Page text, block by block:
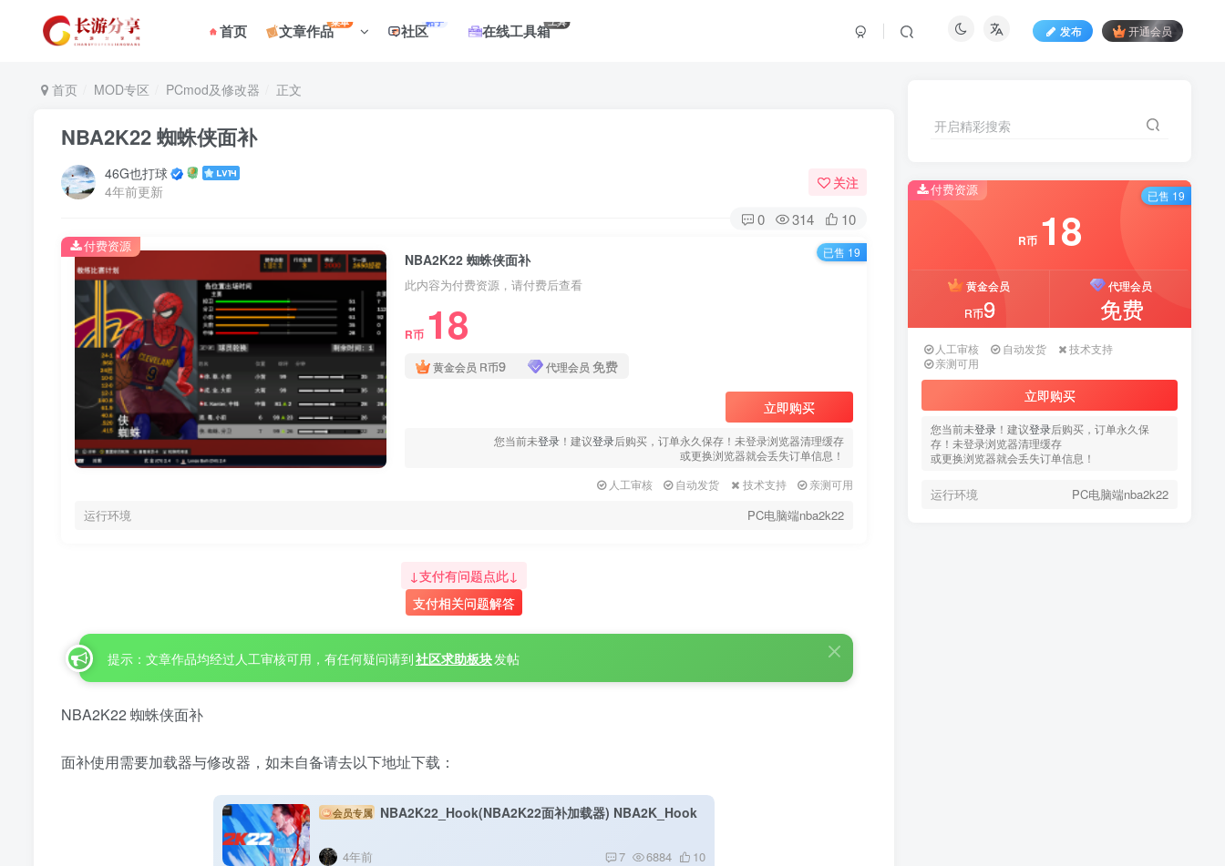
首页 文章作品菜单 社区帖子 在线工具箱工具
发布 开通会员
首页 MOD专区 PCmod及修改器 正文
NBA2K22 蜘蛛侠面补
46G也打球
4年前更新
关注
0 314 10
NBA2K22 蜘蛛侠面补
此内容为付费资源，请付费后查看
R币 18
黄金会员 R币9 代理会员 免费
立即购买
您当前未登录 ！建议登录后购买，订单永久保存！未登录浏览器清理缓存
或更换浏览器就会丢失订单信息！
人工审核
自动发货 技术支持 亲测可用
运行环境 PC电脑端nba2k22
付费资源 已售 19
↓支付有问题点此↓
支付相关问题解答
提示：文章作品均经过人工审核可用，有任何疑问请到社区求助板块发帖
NBA2K22 蜘蛛侠面补
面补使用需要加载器与修改器，如未自备请去以下地址下载：
会员专属 NBA2K22_Hook(NBA2K22面补加载器) NBA2K_Hook
4年前 7 6884 10
开启精彩搜索
付费资源
R币 18
黄金会员
R币9
代理会员
免费
人工审核 自动发货
技术支持
亲测可用
立即购买
您当前未登录 ！建议登录后购买，订单永久保
存！未登录浏览器清理缓存
或更换浏览器就会丢失订单信息！
运行环境 PC电脑端nba2k22
已售 19
开启精彩搜索
付费资源
R币 18
黄金会员
R币9
代理会员
免费
人工审核 自动发货
技术支持
亲测可用
立即购买
您当前未登录 ！建议登录后购买，订单永久保
存！未登录浏览器清理缓存
或更换浏览器就会丢失订单信息！
运行环境 PC电脑端nba2k22
已售 19